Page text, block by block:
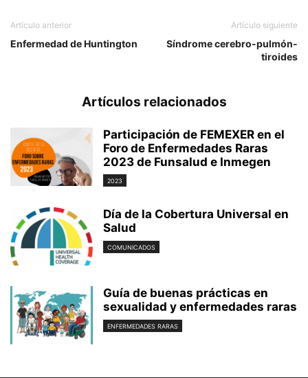
Artículo anterior
Enfermedad de Huntington
Artículo siguiente
Síndrome cerebro-pulmón-
tiroides
Artículos relacionados
Participación de FEMEXER en el
Foro de Enfermedades Raras
2023 de Funsalud e Inmegen
2023
Día de la Cobertura Universal en
Salud
COMUNICADOS
Guía de buenas prácticas en
sexualidad y enfermedades raras
ENFERMEDADES RARAS